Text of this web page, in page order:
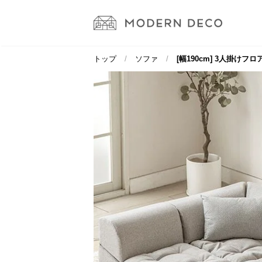
トップ ソファ [幅190cm] 3人掛けフロ